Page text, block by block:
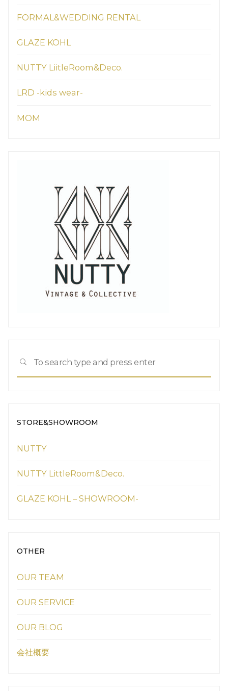
FORMAL&WEDDING RENTAL
GLAZE KOHL
NUTTY LiitleRoom&Deco.
LRD -kids wear-
MOM
SEARCH
STORE&SHOWROOM
NUTTY
NUTTY LittleRoom&Deco.
GLAZE KOHL – SHOWROOM-
OTHER
OUR TEAM
OUR SERVICE
OUR BLOG
会社概要